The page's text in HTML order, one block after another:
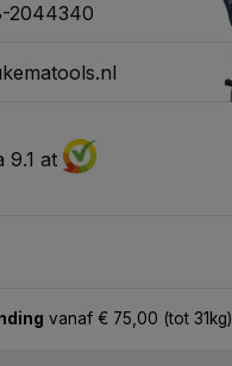
2044340
9.1 at
vanaf € 75,00 (tot 31kg)